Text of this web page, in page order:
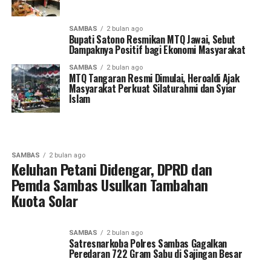
SAMBAS 2 bulan ago
Bupati Satono Resmikan MTQ Jawai, Sebut
Dampaknya Positif bagi Ekonomi Masyarakat
SAMBAS 2 bulan ago
MTQ Tangaran Resmi Dimulai, Heroaldi Ajak
Masyarakat Perkuat Silaturahmi dan Syiar
Islam
SAMBAS 2 bulan ago
Keluhan Petani Didengar, DPRD dan
Pemda Sambas Usulkan Tambahan
Kuota Solar
SAMBAS 2 bulan ago
Satresnarkoba Polres Sambas Gagalkan
Peredaran 722 Gram Sabu di Sajingan Besar